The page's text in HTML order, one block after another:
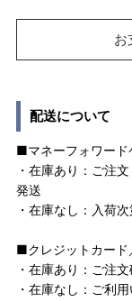
お
配送について
■マネーフォワード
・在庫あり：ご注
発送
・在庫なし：入荷
■クレジットカード
・在庫あり：ご注
・在庫なし：ご利